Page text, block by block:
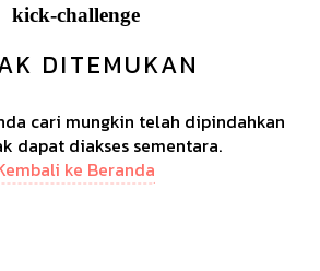
kick-challenge
DITEMUKAN
cari mungkin telah dipindahkan
dapat diakses sementara.
ke Beranda